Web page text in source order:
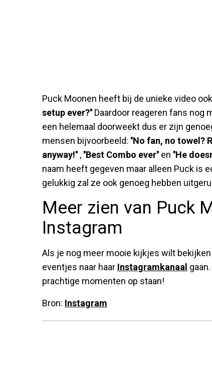
Puck Moonen heeft bij de unieke video
setup ever?'' Daardoor reageren fans nog
een helemaal doorweekt dus er zijn
mensen bijvoorbeeld: ''No fan, no towel?
anyway!'' , ''Best Combo ever'' en ''He
naam heeft gegeven maar alleen Puck is
gelukkig zal ze ook genoeg hebben
Meer zien van Puck
Instagram
Als je nog meer mooie kijkjes wilt
eventjes naar haar Instagramkanaal
prachtige momenten op staan!
Bron: Instagram